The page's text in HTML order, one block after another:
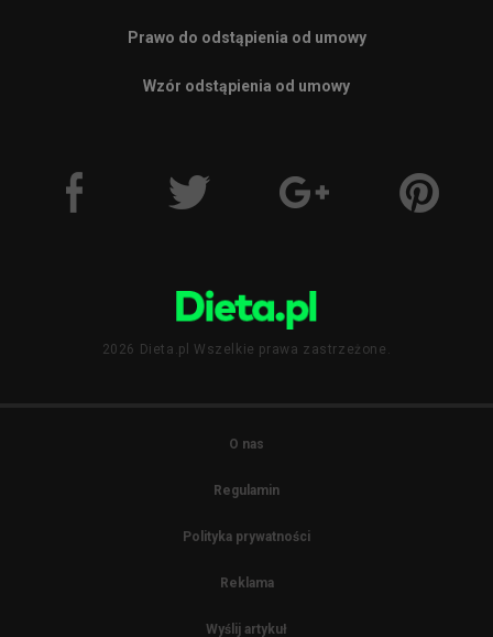
Prawo do odstąpienia od umowy
Wzór odstąpienia od umowy
2026 Dieta.pl Wszelkie prawa zastrzeżone.
O nas
Regulamin
Polityka prywatności
Reklama
Wyślij artykuł